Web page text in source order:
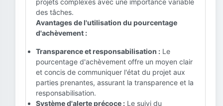
projets complexes avec une importance variable
des tâches.
Avantages de l'utilisation du pourcentage
d'achèvement :
Transparence et responsabilisation : Le
pourcentage d'achèvement offre un moyen clair
et concis de communiquer l'état du projet aux
parties prenantes, assurant la transparence et la
responsabilisation.
Système d'alerte précoce : Le suivi du